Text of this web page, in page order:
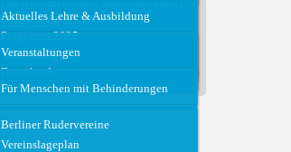
Trainerinfos
Regattateam und Regattahelfer
Aktuelles Lehre & Ausbildung
Programm 2025
Anmeldung
Veranstaltungen
Downloads
Für Menschen mit Behinderungen
Berliner Rudervereine
Vereinslageplan